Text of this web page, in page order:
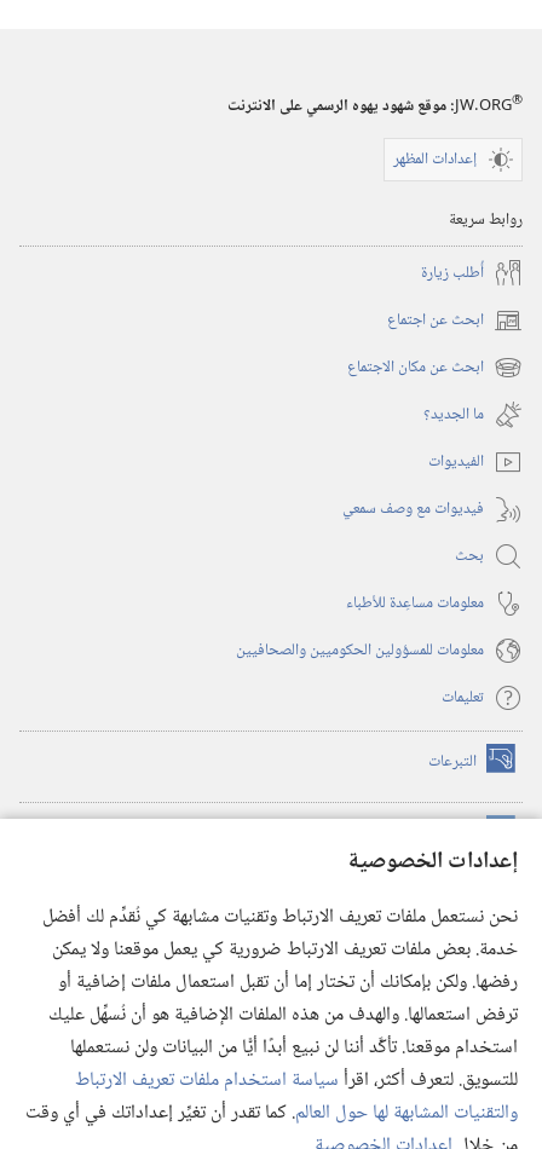
إعدادات الخصوصية
نحن نستعمل ملفات تعريف الارتباط وتقنيات مشابهة كي نُقدِّم لك أفضل
خدمة. بعض ملفات تعريف الارتباط ضرورية كي يعمل موقعنا ولا يمكن
رفضها. ولكن بإمكانك أن تختار إما أن تقبل استعمال ملفات إضافية أو
ترفض استعمالها. والهدف من هذه الملفات الإضافية هو أن نُسهِّل عليك
استخدام موقعنا. تأكَّد أننا لن نبيع أبدًا أيًّا من البيانات ولن نستعملها
للتسويق. لتعرف أكثر، اقرأسياسة استخدام ملفات تعريف الارتباط
والتقنيات المشابهة لها حول العالم. كما تقدر أن تغيِّر إعداداتك في أي وقت
السماء»
JW.ORG®
:‏ موقع شهود يهوه الرسمي على الانترنت
إعدادات المظهر
روابط سريعة
أُطلب زيارة
ابحث عن اجتماع (يفتح
نافذة ابحث عن مكان الاجتماع (يفتح
نافذة
جديدة)
ما الجديد؟‏
الفيديوات
فيديوات مع وصف سمعي
بحث
معلومات مساعِدة للأطباء
معلومات للمسؤولين الحكوميين والصحافيين
تعليمات
التبرعات (يفتح
نافذة
(يفتح
نافذة
(يفتح
نافذة
جديدة) تطبيق ®
JW Library
مكتبة برج المراقبة
© 2026 .Watch Tower Bible and Tract Society of Pennsylvania